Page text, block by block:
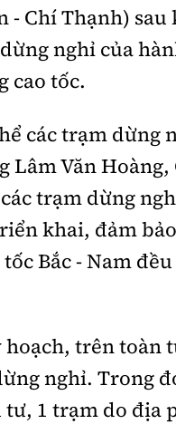
- Chí Thạnh)
nghỉ của
cao tốc.
các trạm dừng
Lâm Văn
trạm dừng
khai, đảm
Bắc - Nam
trên toàn
nghỉ. Trong
tư, 1 trạm do địa